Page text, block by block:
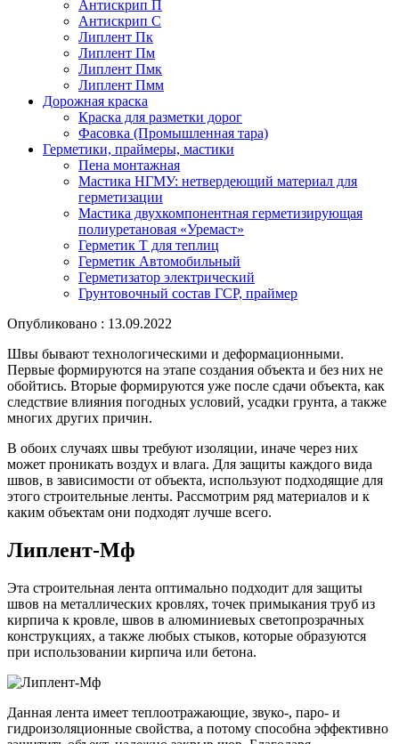
Антискрип П
Антискрип С
Липлент Пк
Липлент Пм
Липлент Пмк
Липлент Пмм
Дорожная краска
Краска для разметки дорог
Фасовка (Промышленная тара)
Герметики, праймеры, мастики
Пена монтажная
Мастика НГМУ: нетвердеющий материал для
герметизации
Мастика двухкомпонентная герметизирующая
полиуретановая «Уремаст»
Герметик Т для теплиц
Герметик Автомобильный
Герметизатор электрический
Грунтовочный состав ГСР, праймер
Опубликовано : 13.09.2022
Швы бывают технологическими и деформационными.
Первые формируются на этапе создания объекта и без них не
обойтись. Вторые формируются уже после сдачи объекта, как
следствие влияния погодных условий, усадки грунта, а также
многих других причин.
В обоих случаях швы требуют изоляции, иначе через них
может проникать воздух и влага. Для защиты каждого вида
швов, в зависимости от объекта, используют подходящие для
этого строительные ленты. Рассмотрим ряд материалов и к
каким объектам они подходят лучше всего.
Липлент-Мф
Эта строительная лента оптимально подходит для защиты
швов на металлических кровлях, точек примыкания труб из
кирпича к кровле, швов в алюминиевых светопрозрачных
конструкциях, а также любых стыков, которые образуются
при использовании кирпича или бетона.
Данная лента имеет теплоотражающие, звуко-, паро- и
гидроизоляционные свойства, а потому способна эффективно